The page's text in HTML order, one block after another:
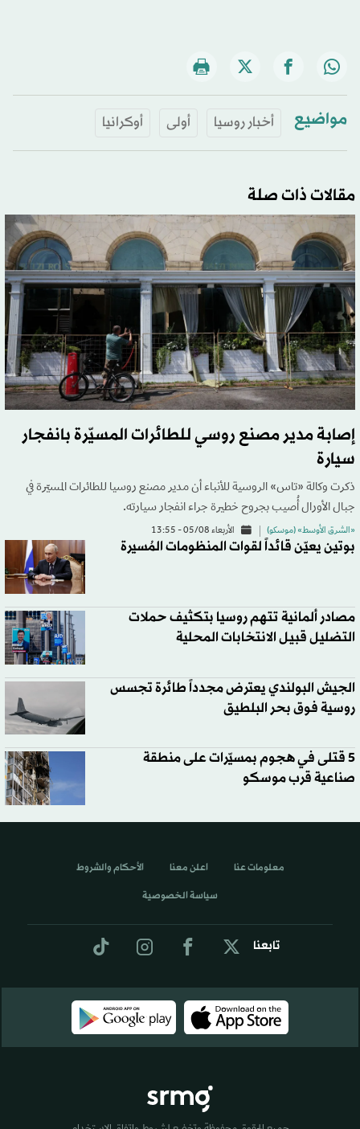
مواضيع أخبار روسيا أولى أوكرانيا
مقالات ذات صلة
إصابة مدير مصنع روسي للطائرات المسيّرة بانفجار
سيارة
ذكرت وكالة «تاس» الروسية للأنباء أن مدير مصنع روسيا للطائرات المسيّرة في
جبال الأورال أُصيب بجروح خطيرة جراء انفجار سيارته.
«الشرق الأوسط» (موسكو) الأربعاء 05/08 - 13:55
بوتين يعيّن قائداً لقوات المنظومات المُسيرة
مصادر ألمانية تتهم روسيا بتكثيف حملات
التضليل قبيل الانتخابات المحلية
الجيش البولندي يعترض مجدداً طائرة تجسس
روسية فوق بحر البلطيق
5 قتلى في هجوم بمسيّرات على منطقة
صناعية قرب موسكو
تابعنا
معلومات عنا اعلن معنا الأحكام والشروط
سياسة الخصوصية